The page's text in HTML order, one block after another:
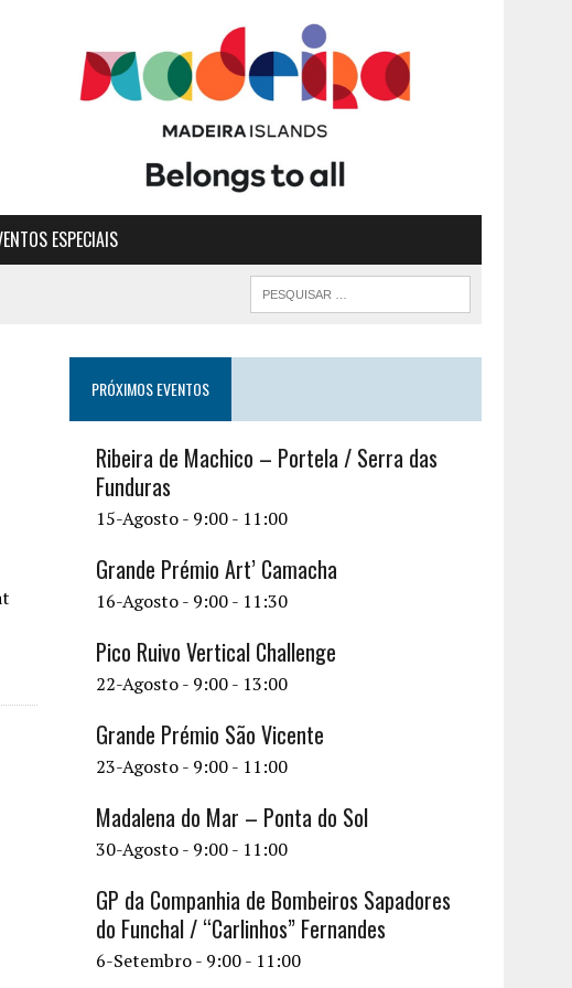
ESPECIAIS
PRÓXIMOS EVENTOS
Ribeira de Machico – Portela / Serra das
Funduras
15-Agosto - 9:00- 11:00
Grande Prémio Art’ Camacha
16-Agosto - 9:00- 11:30
Pico Ruivo Vertical Challenge
22-Agosto - 9:00- 13:00
Grande Prémio São Vicente
23-Agosto - 9:00- 11:00
Madalena do Mar – Ponta do Sol
30-Agosto - 9:00- 11:00
GP da Companhia de Bombeiros Sapadores
do Funchal / “Carlinhos” Fernandes
6-Setembro - 9:00- 11:00